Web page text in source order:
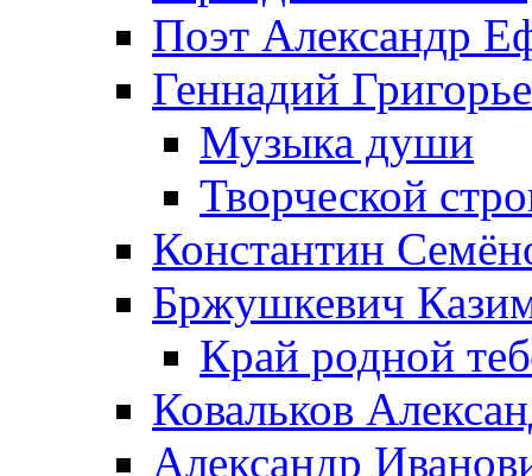
Поэт Александр
Геннадий
Музыка души
Творческой
Константин
Бржушкевич
Край родной
Ковальков
Александр